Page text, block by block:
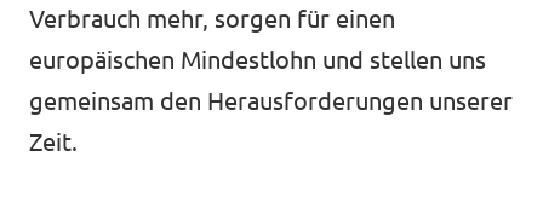
Verbrauch mehr, sorgen für einen
europäischen Mindestlohn und stellen uns
gemeinsam den Herausforderungen unserer
Zeit.